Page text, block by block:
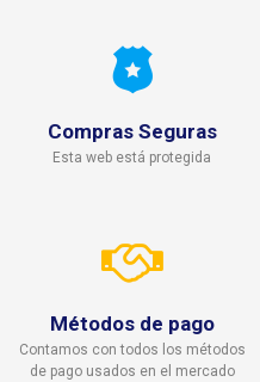
Compras Seguras
Esta web está protegida
Métodos de pago
Contamos con todos los métodos
de pago usados en el mercado